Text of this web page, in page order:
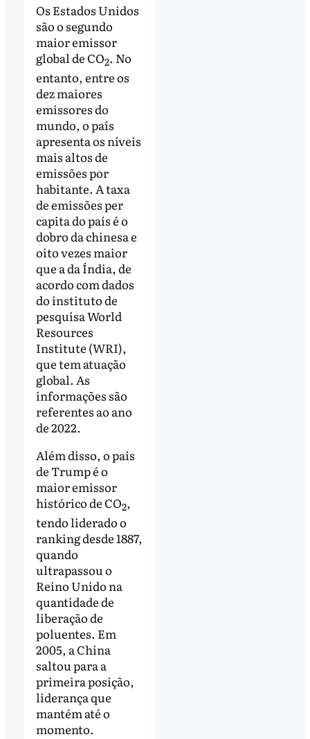
Os Estados Unidos
são o segundo
maior emissor
global de CO2. No
entanto, entre os
dez maiores
emissores do
mundo, o país
apresenta os níveis
mais altos de
emissões por
habitante. A taxa
de emissões per
capita do país é o
dobro da chinesa e
oito vezes maior
que a da Índia, de
acordo com dados
do instituto de
pesquisa World
Resources
Institute (WRI),
que tem atuação
global. As
informações são
referentes ao ano
de 2022.
Além disso, o país
de Trump é o
maior emissor
histórico de CO2,
tendo liderado o
ranking desde 1887,
quando
ultrapassou o
Reino Unido na
quantidade de
liberação de
poluentes. Em
2005, a China
saltou para a
primeira posição,
liderança que
mantém até o
momento.